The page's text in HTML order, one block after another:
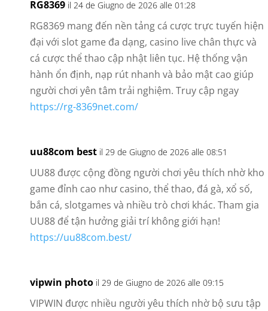
RG8369 il 24 de Giugno de 2026 alle 01:28
RG8369 mang đến nền tảng cá cược trực tuyến hiện
đại với slot game đa dạng, casino live chân thực và
cá cược thể thao cập nhật liên tục. Hệ thống vận
hành ổn định, nạp rút nhanh và bảo mật cao giúp
người chơi yên tâm trải nghiệm. Truy cập ngay
https://rg-8369net.com/
uu88com best il 29 de Giugno de 2026 alle 08:51
UU88 được cộng đồng người chơi yêu thích nhờ kho
game đỉnh cao như casino, thể thao, đá gà, xổ số,
bắn cá, slotgames và nhiều trò chơi khác. Tham gia
UU88 để tận hưởng giải trí không giới hạn!
https://uu88com.best/
vipwin photo il 29 de Giugno de 2026 alle 09:15
VIPWIN được nhiều người yêu thích nhờ bộ sưu tập